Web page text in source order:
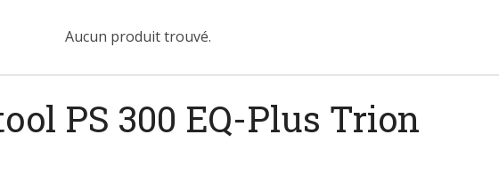
Aucun produit trouvé.
PS 300 EQ-Plus Trion